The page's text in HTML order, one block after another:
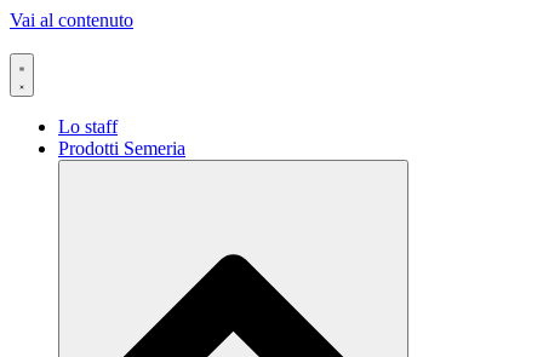
Vai al contenuto
Lo staff
Prodotti Semeria